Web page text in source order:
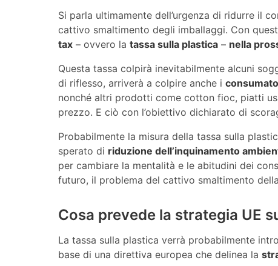
Si parla ultimamente dell’urgenza di ridurre il
cattivo smaltimento degli imballaggi. Con
tax – ovvero la tassa sulla plastica – nella
Questa tassa colpirà inevitabilmente alcuni
di riflesso, arriverà a colpire anche i
nonché altri prodotti come cotton fioc, piatti
prezzo. E ciò con l’obiettivo dichiarato di
Probabilmente la misura della tassa sulla
sperato di riduzione dell’inquinamento
per cambiare la mentalità e le abitudini dei
futuro, il problema del cattivo smaltimento
Cosa prevede la strategia UE
La tassa sulla plastica verrà probabilmente
base di una direttiva europea che delinea la